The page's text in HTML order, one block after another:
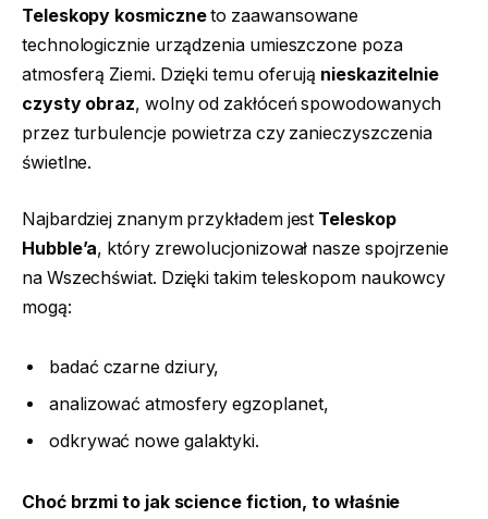
Teleskopy kosmiczneto zaawansowane
technologicznie urządzenia umieszczone poza
atmosferą Ziemi. Dzięki temu oferują nieskazitelnie
czysty obraz, wolny od zakłóceń spowodowanych
przez turbulencje powietrza czy zanieczyszczenia
świetlne.
Najbardziej znanym przykładem jest Teleskop
Hubble’a, który zrewolucjonizował nasze spojrzenie
na Wszechświat. Dzięki takim teleskopom naukowcy
mogą:
badać czarne dziury,
analizować atmosfery egzoplanet,
odkrywać nowe galaktyki.
Choć brzmi to jak science fiction, to właśnie